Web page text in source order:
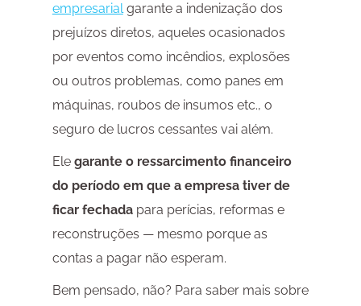
empresarialgarante a indenização dos
prejuízos diretos, aqueles ocasionados
por eventos como incêndios, explosões
ou outros problemas, como panes em
máquinas, roubos de insumos etc., o
seguro de lucros cessantes vai além.
Ele garante o ressarcimento financeiro
do período em que a empresa tiver de
ficar fechadapara perícias, reformas e
reconstruções — mesmo porque as
contas a pagar não esperam.
Bem pensado, não? Para saber mais sobre